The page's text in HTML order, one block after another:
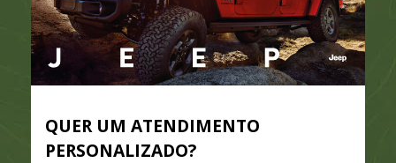
QUER UM ATENDIMENTO
PERSONALIZADO?